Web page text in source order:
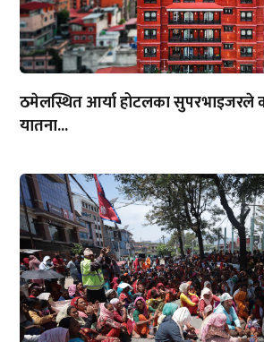
ठमेलस्थित आर्या होटलका सुपरभाइजरले
यातना...